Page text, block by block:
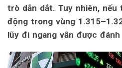
trò dẫn dắt. Tuy nhiên,
động trong vùng
lũy đi ngang vẫn được